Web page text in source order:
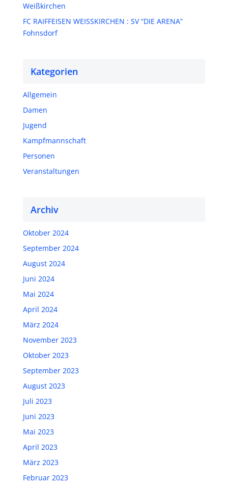
Weißkirchen
FC RAIFFEISEN WEISSKIRCHEN : SV “DIE ARENA”
Fohnsdorf
Kategorien
Allgemein
Damen
Jugend
Kampfmannschaft
Personen
Veranstaltungen
Archiv
Oktober 2024
September 2024
August 2024
Juni 2024
Mai 2024
April 2024
März 2024
November 2023
Oktober 2023
September 2023
August 2023
Juli 2023
Juni 2023
Mai 2023
April 2023
März 2023
Februar 2023